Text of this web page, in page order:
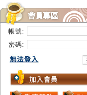
帳號:
密碼: